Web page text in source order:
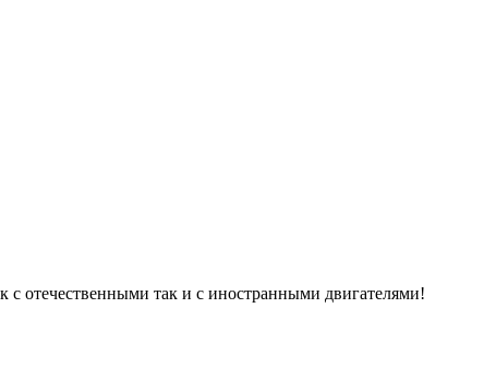
отечественными так и с иностранными двигателями!